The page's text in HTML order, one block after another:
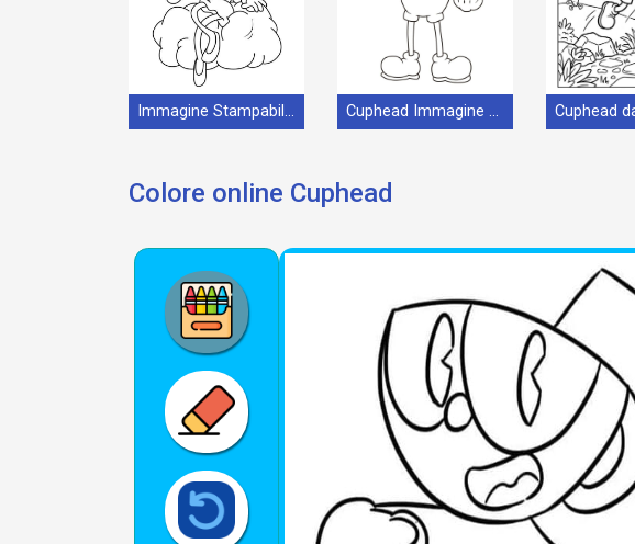
Immagine Stampabile Cuphead Cuphead Immagine Stampabile
Colore online Cuphead